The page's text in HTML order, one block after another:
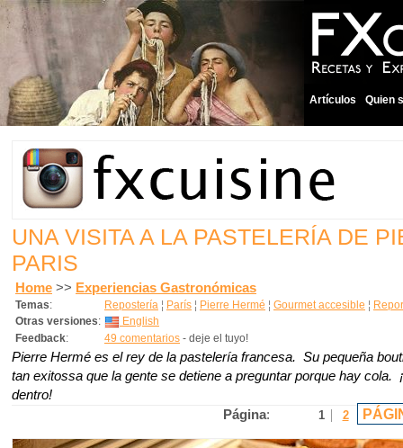
Artículos Quien
UNA VISITA A LA PASTELERÍA DE
PARIS
Home >> Experiencias Gastronómicas
Temas: Repostería ¦ París ¦ Pierre Hermé ¦ Gourmet accesible ¦
Otras versiones:
English
Feedback: 49 comentarios - deje el tuyo!
Pierre Hermé es el rey de la pastelería francesa. Su pequeña
tan exitossa que la gente se detiene a preguntar porque hay cola.
dentro!
Página: 1 2